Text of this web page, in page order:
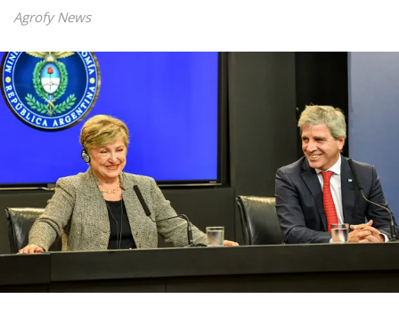
Agrofy News